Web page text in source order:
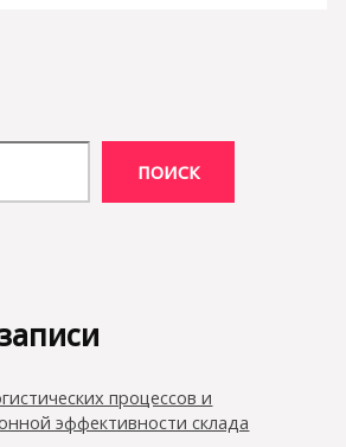
ПОИСК
процессов и
эффективности склада